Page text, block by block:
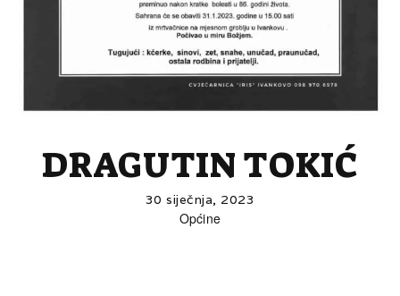
DRAGUTIN TOKIĆ
30 siječnja, 2023
Općine